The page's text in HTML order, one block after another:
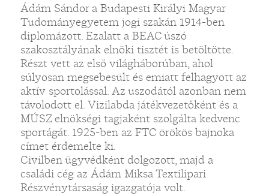
Ádám Sándor a Budapesti Királyi Magyar
Tudományegyetem jogi szakán 1914-ben
diplomázott. Ezalatt a BEAC úszó
szakosztályának elnöki tisztét is betöltötte.
Részt vett az első világháborúban, ahol
súlyosan megsebesült és emiatt felhagyott az
aktív sportolással. Az uszodától azonban nem
távolodott el. Vizilabda játékvezetőként és a
MÚSZ elnökségi tagjaként szolgálta kedvenc
sportágát. 1925-ben az FTC örökös bajnoka
címet érdemelte ki.
Civilben ügyvédként dolgozott, majd a
családi cég az Ádám Miksa Textilipari
Részvénytársaság igazgatója volt.